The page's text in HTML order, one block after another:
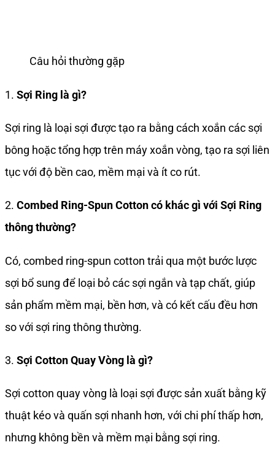
Câu hỏi thường gặp
1. Sợi Ring là gì?
Sợi ring là loại sợi được tạo ra bằng cách xoắn các sợi
bông hoặc tổng hợp trên máy xoắn vòng, tạo ra sợi liên
tục với độ bền cao, mềm mại và ít co rút.
2. Combed Ring-Spun Cotton có khác gì với Sợi Ring
thông thường?
Có, combed ring-spun cotton trải qua một bước lược
sợi bổ sung để loại bỏ các sợi ngắn và tạp chất, giúp
sản phẩm mềm mại, bền hơn, và có kết cấu đều hơn
so với sợi ring thông thường.
3. Sợi Cotton Quay Vòng là gì?
Sợi cotton quay vòng là loại sợi được sản xuất bằng kỹ
thuật kéo và quấn sợi nhanh hơn, với chi phí thấp hơn,
nhưng không bền và mềm mại bằng sợi ring.